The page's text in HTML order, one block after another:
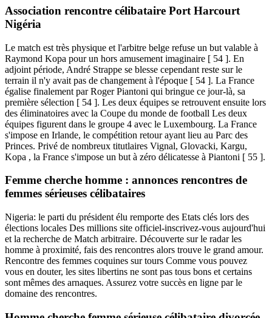
Association rencontre célibataire Port Harcourt
Nigéria
Le match est très physique et l'arbitre belge refuse un but valable à
Raymond Kopa pour un hors amusement imaginaire [ 54 ]. En
adjoint période, André Strappe se blesse cependant reste sur le
terrain il n'y avait pas de changement à l'époque [ 54 ]. La France
égalise finalement par Roger Piantoni qui bringue ce jour-là, sa
première sélection [ 54 ]. Les deux équipes se retrouvent ensuite lors
des éliminatoires avec la Coupe du monde de football Les deux
équipes figurent dans le groupe 4 avec le Luxembourg. La France
s'impose en Irlande, le compétition retour ayant lieu au Parc des
Princes. Privé de nombreux titutlaires Vignal, Glovacki, Kargu,
Kopa , la France s'impose un but à zéro délicatesse à Piantoni [ 55 ].
Femme cherche homme : annonces rencontres de
femmes sérieuses célibataires
Nigeria: le parti du président élu remporte des Etats clés lors des
élections locales Des millions site officiel-inscrivez-vous aujourd'hui
et la recherche de Match arbitraire. Découverte sur le radar les
homme à proximité, fais des rencontres alors trouve le grand amour.
Rencontre des femmes coquines sur tours Comme vous pouvez
vous en douter, les sites libertins ne sont pas tous bons et certains
sont mêmes des arnaques. Assurez votre succès en ligne par le
domaine des rencontres.